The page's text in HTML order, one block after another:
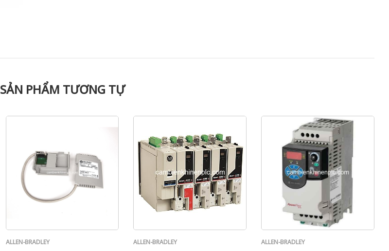
SẢN PHẨM TƯƠNG TỰ
ALLEN-BRADLEY ALLEN-BRADLEY ALLEN-BRADLEY